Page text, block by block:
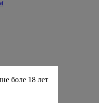
боле 18 лет